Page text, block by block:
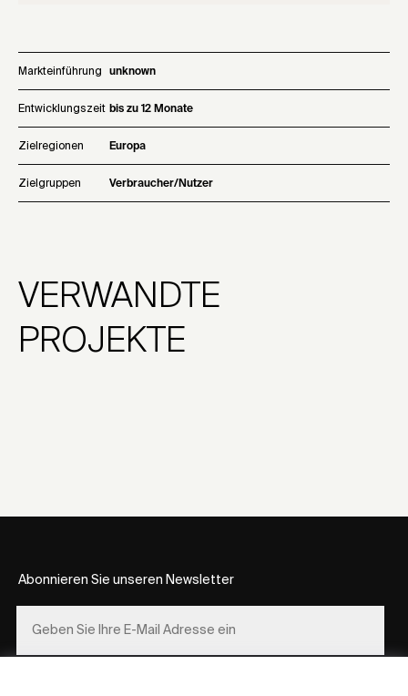
Markteinführung unknown
Entwicklungszeit bis zu 12 Monate
Zielregionen Europa
Zielgruppen Verbraucher/Nutzer
VERWANDTE
PROJEKTE
Abonnieren Sie unseren Newsletter